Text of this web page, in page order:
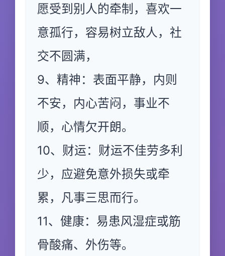
愿受到别人的牵制，喜欢一
意孤行，容易树立敌人，社
交不圆满，
9、精神：表面平静，内则
不安，内心苦闷，事业不
顺，心情欠开朗。
10、财运：财运不佳劳多利
少，应避免意外损失或牵
累，凡事三思而行。
11、健康：易患风湿症或筋
骨酸痛、外伤等。